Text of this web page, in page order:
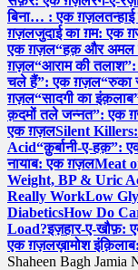
बिना… : एक ग़ज़ल
ग़ज़लजुदाई का ग़म: एक
एक ग़ज़ल“हक़ और अमल
ग़ज़ल“आराम की
चले हैं”: एक ग़ज़ल“रुका
ग़ज़ल“सादगी का
क़दमों तले जन्नत”: एक
एक ग़ज़लSilent
Acid“क़ुर्बानी-ए-हक़”:
नायाब: एक ग़ज़लMeat
Weight, BP & Uric
Really WorkLow
DiabeticsHow Do
Load?इज़हार-ए-खौफ़:
एक ग़ज़लख़ामोश
Shaheen Bagh Jamia